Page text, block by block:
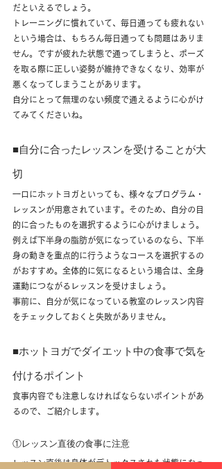
だといえるでしょう。
トレーニングに慣れていて、毎日通っても疲れない
という場合は、もちろん毎日通っても問題はありま
せん。ですが疲れた状態で通ってしまうと、ポーズ
を取る際に正しい姿勢が維持できなくなり、効率が
悪くなってしまうことがあります。
自分にとって無理のない頻度で通えるように心がけ
てみてくださいね。
■自分に合ったレッスンを受けることが大
切
一口にホットヨガといっても、様々なプログラム・
レッスンが用意されています。そのため、自分の目
的に合ったものを選択するように心がけましょう。
例えば下半身の脂肪が気になっているのなら、下半
身の動きを重点的に行うようなコースを選択するの
がおすすめ。全体的に気になるという場合は、全身
運動につながるレッスンを受けましょう。
事前に、自分が気になっている教室のレッスン内容
をチェックしておくと失敗がありません。
■ホットヨガでダイエット中の食事で気を
付けるポイント
食事内容でも注意しなければならないポイントがあ
るので、ご紹介します。
①レッスン直後の食事に注意
レッスン直後は身体がデトックスされた状態になっ